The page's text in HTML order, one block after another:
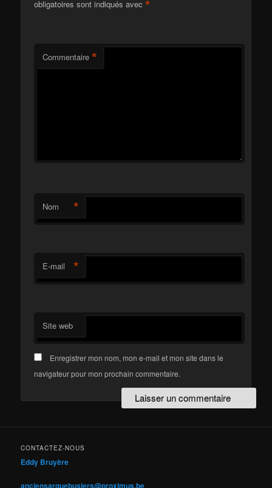
obligatoires sont indiqués avec*
Commentaire *
Nom *
E-mail *
Site web
Enregistrer mon nom, mon e-mail et mon site dans le
navigateur pour mon prochain commentaire.
CONTACTEZ-NOUS
Eddy Bruyère
anciensarquebusiers@proximus.be